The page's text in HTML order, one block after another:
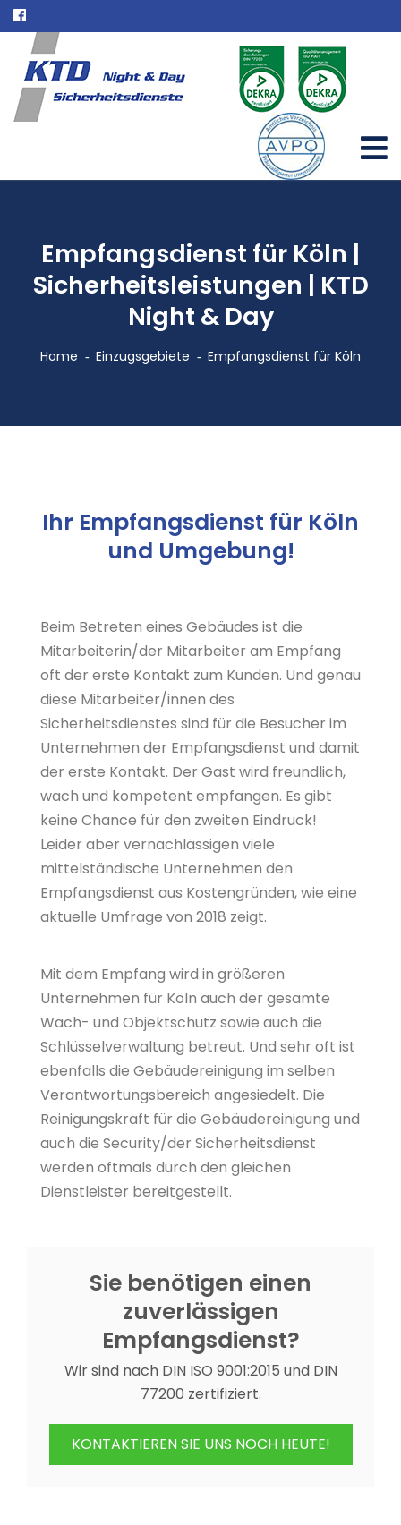
Empfangsdienst für Köln |
Sicherheitsleistungen | KTD
Night & Day
Home Einzugsgebiete Empfangsdienst für Köln
Ihr Empfangsdienst für Köln
und Umgebung!
Beim Betreten eines Gebäudes ist die
Mitarbeiterin/der Mitarbeiter am Empfang
oft der erste Kontakt zum Kunden. Und genau
diese Mitarbeiter/innen des
Sicherheitsdienstes sind für die Besucher im
Unternehmen der Empfangsdienst und damit
der erste Kontakt. Der Gast wird freundlich,
wach und kompetent empfangen. Es gibt
keine Chance für den zweiten Eindruck!
Leider aber vernachlässigen viele
mittelständische Unternehmen den
Empfangsdienst aus Kostengründen, wie eine
aktuelle Umfrage von 2018 zeigt.
Mit dem Empfang wird in größeren
Unternehmen für Köln auch der gesamte
Wach- und Objektschutz sowie auch die
Schlüsselverwaltung betreut. Und sehr oft ist
ebenfalls die Gebäudereinigung im selben
Verantwortungsbereich angesiedelt. Die
Reinigungskraft für die Gebäudereinigung und
auch die Security/der Sicherheitsdienst
werden oftmals durch den gleichen
Dienstleister bereitgestellt.
Sie benötigen einen
zuverlässigen
Empfangsdienst?
Wir sind nach DIN ISO 9001:2015 und DIN
77200 zertifiziert.
KONTAKTIEREN SIE UNS NOCH HEUTE!